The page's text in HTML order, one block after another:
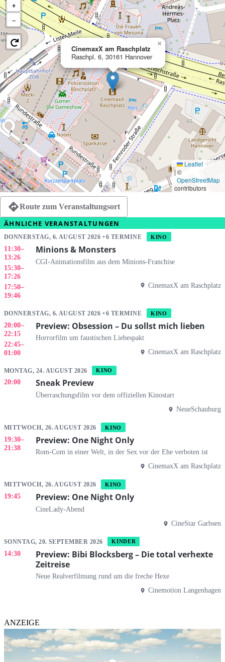
CinemaxX am Raschplatz
Raschpl. 6, 30161 Hannover
×
+
−
Leaflet
|©
OpenStreetMap
contributors
Route zum Veranstaltungsort
ÄHNLICHE VERANSTALTUNGEN
DONNERSTAG, 6. AUGUST 2026 +6 TERMINE KINO
11:30–
13:26
15:30–
17:26
17:50–
19:46
Minions & Monsters
CGI-Animationsfilm aus dem Minions-Franchise
CinemaxX am Raschplatz
DONNERSTAG, 6. AUGUST 2026 +6 TERMINE KINO
20:00–
22:15
22:45–
01:00
Preview: Obsession – Du sollst mich lieben
Horrorfilm um faustischen Liebespakt
CinemaxX am Raschplatz
MONTAG, 24. AUGUST 2026 KINO
20:00 Sneak Preview
Überraschungsfilm vor dem offiziellen Kinostart
NeueSchauburg
MITTWOCH, 26. AUGUST 2026 KINO
19:30–
21:38
Preview: One Night Only
Rom-Com in einer Welt, in der Sex vor der Ehe verboten ist
CinemaxX am Raschplatz
MITTWOCH, 26. AUGUST 2026 KINO
19:45 Preview: One Night Only
CineLady-Abend
CineStar Garbsen
SONNTAG, 20. SEPTEMBER 2026 KINDER
14:30
Preview: Bibi Blocksberg – Die total verhexte
Zeitreise
Neue Realverfilmung rund um die freche Hexe
Cinemotion Langenhagen
ANZEIGE